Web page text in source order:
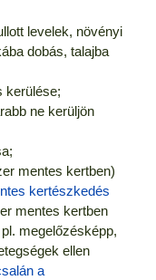
levelek, növényi
dobás, talajba
kerülése;
ne kerüljön
mentes kertben)
kertészkedés
mentes kertben
megelőzésképp,
ellen
a